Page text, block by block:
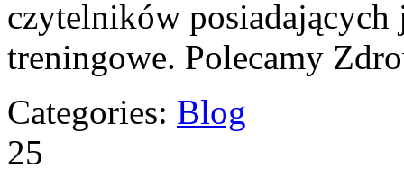
czytelników
treningowe. Polecamy
Categories: Blog
25